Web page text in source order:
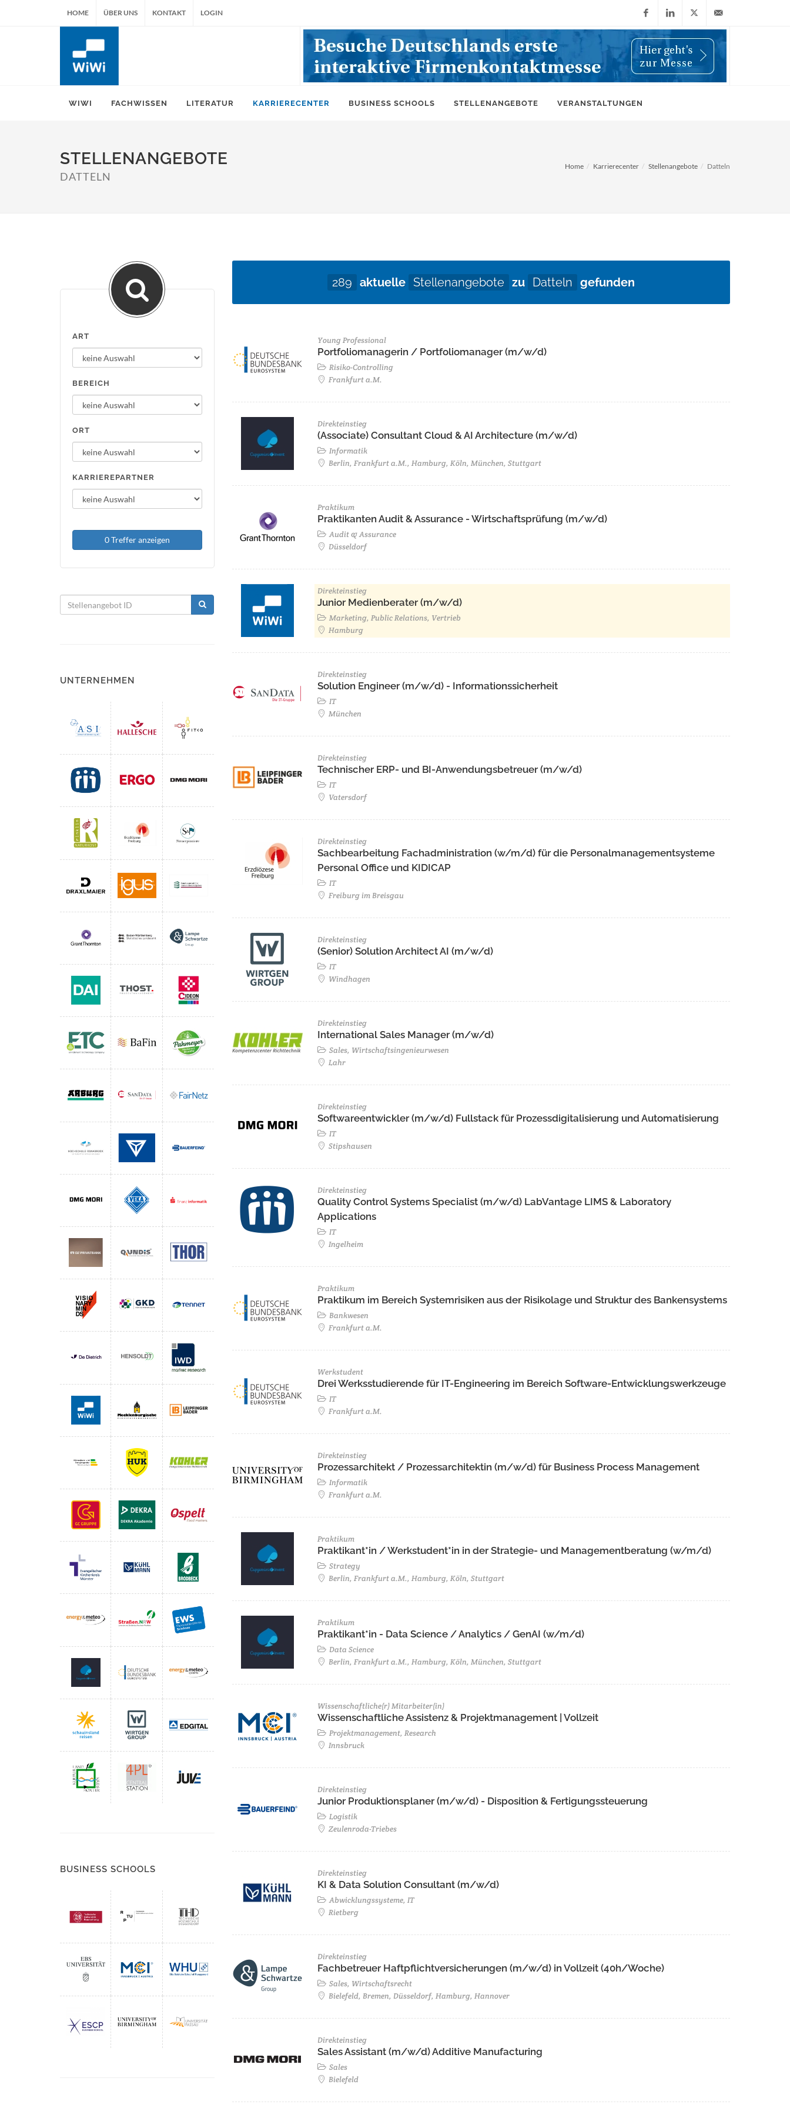
HOME ÜBER UNS KONTAKT LOGIN
FacebookLinkedIn
X
(Twitter)
info@wiwi-
WIWI FACHWISSEN LITERATUR KARRIERECENTER BUSINESS SCHOOLS STELLENANGEBOTE VERANSTALTUNGEN
STELLENANGEBOTE
DATTELN
Home Karrierecenter Stellenangebote Datteln
ART
BEREICH
ORT
KARRIEREPARTNER
0 Treffer anzeigen
UNTERNEHMEN
BUSINESS SCHOOLS
289 aktuelle Stellenangebote zu Datteln gefunden
Young Professional
Portfoliomanagerin / Portfoliomanager (m/w/d)
Risiko-Controlling
Frankfurt a.M.
Direkteinstieg
(Associate) Consultant Cloud & AI Architecture (m/w/d)​ ​
Informatik
Berlin, Frankfurt a.M., Hamburg, Köln, München, Stuttgart
Praktikum
Praktikanten Audit & Assurance - Wirtschaftsprüfung (m/w/d)
Audit & Assurance
Düsseldorf
Direkteinstieg
Junior Medienberater (m/w/d)
Marketing, Public Relations, Vertrieb
Hamburg
Direkteinstieg
Solution Engineer (m/w/d) - Informationssicherheit
IT
München
Direkteinstieg
Technischer ERP- und BI-Anwendungsbetreuer (m/w/d)
IT
Vatersdorf
Direkteinstieg
Sachbearbeitung Fachadministration (w/m/d) für die Personalmanagementsysteme
Personal Office und KIDICAP
IT
Freiburg im Breisgau
Direkteinstieg
(Senior) Solution Architect AI (m/w/d)
IT
Windhagen
Direkteinstieg
International Sales Manager (m/w/d)
Sales, Wirtschaftsingenieurwesen
Lahr
Direkteinstieg
Softwareentwickler (m/w/d) Fullstack für Prozessdigitalisierung und Automatisierung
IT
Stipshausen
Direkteinstieg
Quality Control Systems Specialist (m/w/d) LabVantage LIMS & Laboratory
Applications
IT
Ingelheim
Praktikum
Praktikum im Bereich Systemrisiken aus der Risikolage und Struktur des Bankensystems
Bankwesen
Frankfurt a.M.
Werkstudent
Drei Werksstudierende für IT-Engineering im Bereich Software-Entwicklungswerkzeuge
IT
Frankfurt a.M.
Direkteinstieg
Prozessarchitekt / Prozessarchitektin (m/w/d) für Business Process Management
Informatik
Frankfurt a.M.
Praktikum
Praktikant*in / Werkstudent*in in der Strategie- und Managementberatung (w/m/d)
Strategy
Berlin, Frankfurt a.M., Hamburg, Köln, Stuttgart
Praktikum
Praktikant*in - Data Science / Analytics / GenAI (w/m/d)
Data Science
Berlin, Frankfurt a.M., Hamburg, Köln, München, Stuttgart
Wissenschaftliche(r) Mitarbeiter(in)
Wissenschaftliche Assistenz & Projektmanagement | Vollzeit
Projektmanagement, Research
Innsbruck
Direkteinstieg
Junior Produktionsplaner (m/w/d) - Disposition & Fertigungssteuerung
Logistik
Zeulenroda-Triebes
Direkteinstieg
KI & Data Solution Consultant (m/w/d)
Abwicklungssysteme, IT
Rietberg
Direkteinstieg
Fachbetreuer Haftpflichtversicherungen (m/w/d) in Vollzeit (40h/Woche)
Sales, Wirtschaftsrecht
Bielefeld, Bremen, Düsseldorf, Hamburg, Hannover
Direkteinstieg
Sales Assistant (m/w/d) Additive Manufacturing
Sales
Bielefeld